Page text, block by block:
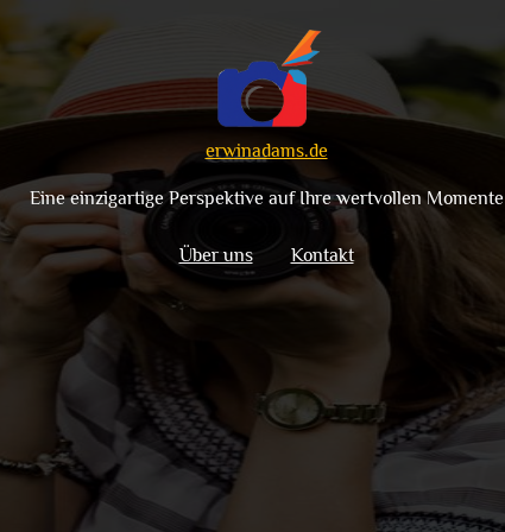
erwinadams.de
Eine einzigartige Perspektive auf Ihre wertvollen Momente
Über uns Kontakt